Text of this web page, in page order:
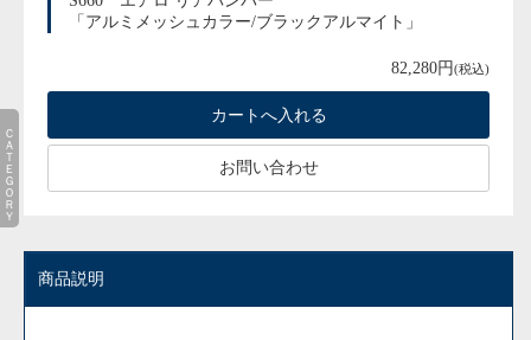
「アルミメッシュカラー/ブラックアルマイト」
82,280円(税込)
お問い合わせ
商品説明
ＣＡＴＥＧＯＲＹ